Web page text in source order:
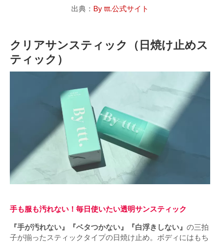
出典： By ttt.公式サイト
クリアサンスティック（日焼け止めス
ティック）
手も服も汚れない！毎日使いたい透明サンスティック
『手が汚れない』『ベタつかない』『白浮きしない』 の三拍
子が揃ったスティックタイプの日焼け止め。ボディにはもち